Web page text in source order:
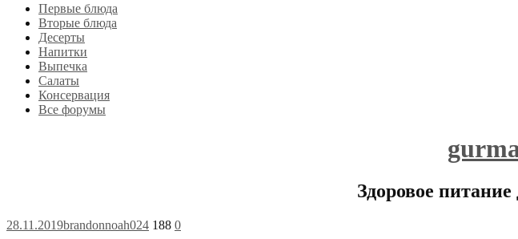
Первые блюда
Вторые блюда
Десерты
Напитки
Выпечка
Салаты
Консервация
Все форумы
Здоровое
28.11.2019brandonnoah024 188 0